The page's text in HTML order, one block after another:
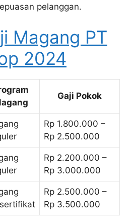
pelanggan.
Magang PT
2024
Gaji Pokok
Rp 1.800.000 –
Rp 2.500.000
Rp 2.200.000 –
Rp 3.000.000
Rp 2.500.000 –
Rp 3.500.000